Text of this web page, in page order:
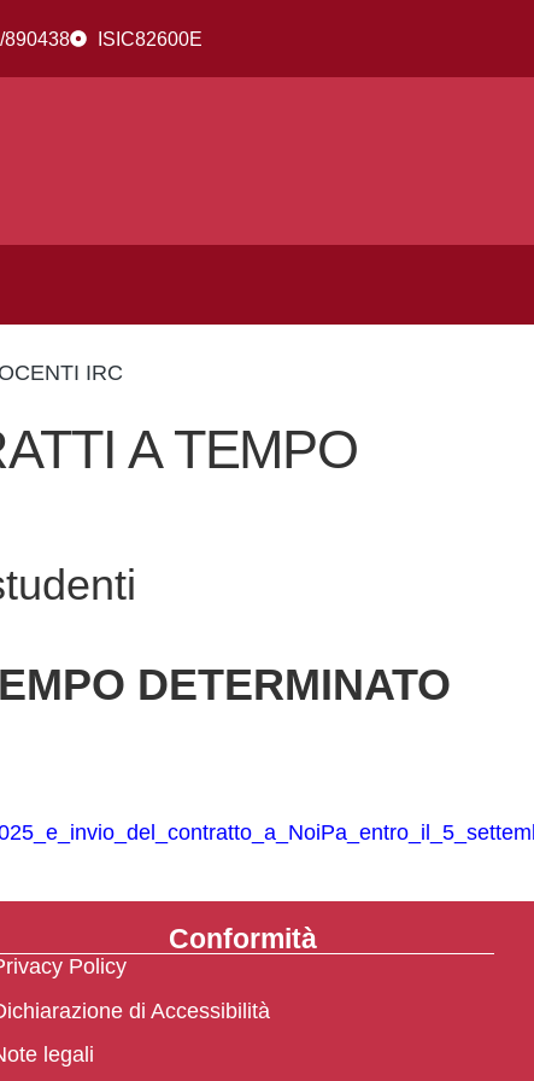
890438 ISIC82600E
IRC
A TEMPO
DETERMINATO
Conformità
Policy
di Accessibilità
legali